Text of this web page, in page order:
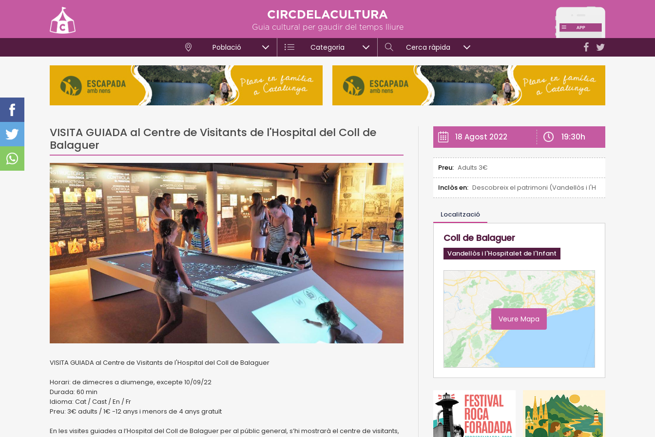
CIRCDELACULTURA
Guia cultural per gaudir del temps lliure
Població Categoria Cerca ràpida
VISITA GUIADA al Centre de Visitants de l'Hospital del Coll de
Balaguer
VISITA GUIADA al Centre de Visitants de l'Hospital del Coll de Balaguer
Horari: de dimecres a diumenge, excepte 10/09/22
Durada: 60 min
Idioma: Cat / Cast / En / Fr
Preu: 3€ adults / 1€ -12 anys i menors de 4 anys gratuït
En les visites guiades a l’Hospital del Coll de Balaguer per al públic general, s’hi mostrarà el centre de visitants,
18 Agost 2022 19:30h
Preu: Adults 3€
Inclòs en: Descobreix el patrimoni (Vandellòs i l'Hospitalet de
Localització
Coll de Balaguer
Vandellòs i l'Hospitalet de l'Infant
Veure Mapa